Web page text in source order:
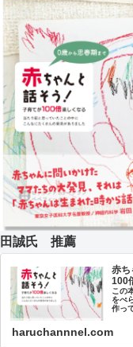
田誠氏 推薦
赤ち
100
この
をぺ
作っ
haruchannnel.com